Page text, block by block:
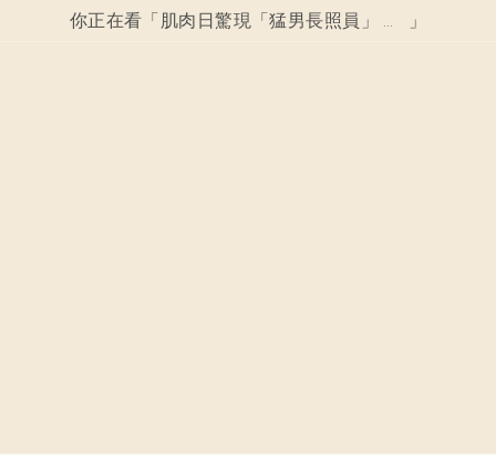
你正在看「 肌肉日驚現「猛男長照員」 猛男進駐復康機構嗨翻現場！ 」